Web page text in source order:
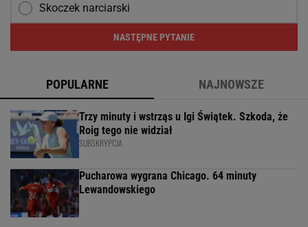
Skoczek narciarski
NASTĘPNE PYTANIE
POPULARNE NAJNOWSZE
Trzy minuty i wstrząs u Igi Świątek. Szkoda, że
Roig tego nie widział
SUBSKRYPCJA
Pucharowa wygrana Chicago. 64 minuty
Lewandowskiego